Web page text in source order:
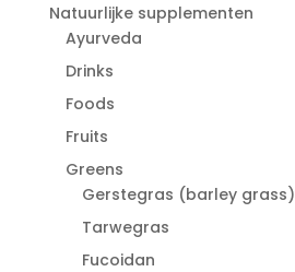
Natuurlijke supplementen
Ayurveda
Drinks
Foods
Fruits
Greens
Gerstegras (barley grass)
Tarwegras
Fucoidan